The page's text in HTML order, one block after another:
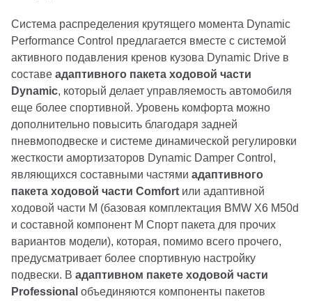
Система распределения крутящего момента Dynamic
Performance Control предлагается вместе с системой
активного подавления кренов кузова Dynamic Drive в
составе адаптивного пакета ходовой части
Dynamic, который делает управляемость автомобиля
еще более спортивной. Уровень комфорта можно
дополнительно повысить благодаря задней
пневмоподвеске и системе динамической регулировки
жесткости амортизаторов Dynamic Damper Control,
являющихся составными частями адаптивного
пакета ходовой части Comfort или адаптивной
ходовой части M (базовая комплектация BMW X6 M50d
и составной компонент M Спорт пакета для прочих
вариантов модели), которая, помимо всего прочего,
предусматривает более спортивную настройку
подвески. В адаптивном пакете ходовой части
Professional объединяются компоненты пакетов